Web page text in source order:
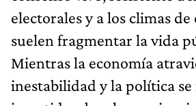
electorales y a los climas de
suelen fragmentar la vida
Mientras la economía
inestabilidad y la política se